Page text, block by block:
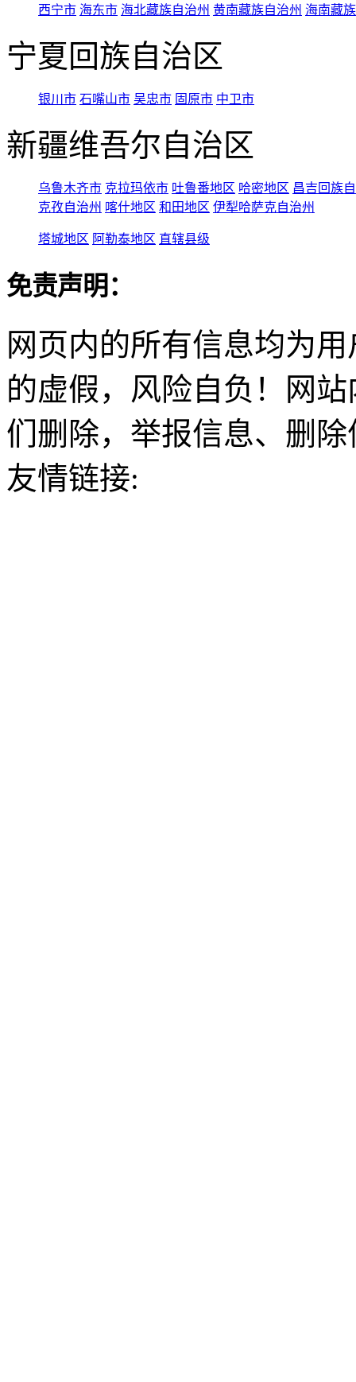
西宁市 海东市 海北藏族自治州 黄南藏族自治州 海南藏
宁夏回族自治区
银川市 石嘴山市 吴忠市 固原市 中卫市
新疆维吾尔自治区
乌鲁木齐市 克拉玛依市 吐鲁番地区 哈密地区 昌吉回族
克孜自治州 喀什地区 和田地区 伊犁哈萨克自治州
塔城地区 阿勒泰地区 直辖县级
免责声明：
网页内的所有信息均为
的虚假，风险自负！网
们删除，举报信息、删
友情链接: